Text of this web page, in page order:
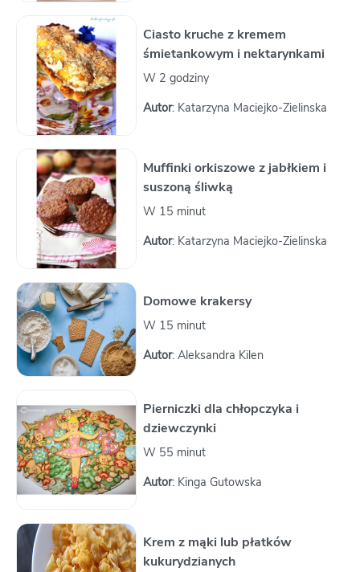
Ciasto kruche z kremem
śmietankowym i nektarynkami
W 2 godziny
Autor: Katarzyna Maciejko-Zielinska
Muffinki orkiszowe z jabłkiem i
suszoną śliwką
W 15 minut
Autor: Katarzyna Maciejko-Zielinska
Domowe krakersy
W 15 minut
Autor: Aleksandra Kilen
Pierniczki dla chłopczyka i
dziewczynki
W 55 minut
Autor: Kinga Gutowska
Krem z mąki lub płatków
kukurydzianych